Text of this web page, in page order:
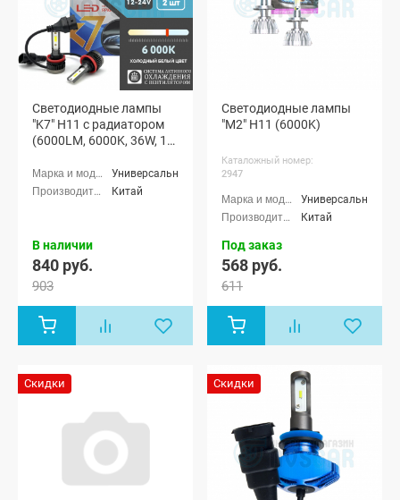
Светодиодные лампы
"K7" H11 с радиатором
(6000LM, 6000K, 36W, 12-
Универсальные
Китай
В наличии
840 руб.
903
Светодиодные лампы
"M2" H11 (6000K)
Каталожный номер:
2947
Универсальные
Китай
Под заказ
568 руб.
611
Скидки Скидки